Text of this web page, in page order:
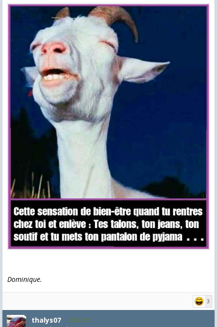
Dominique.
3
thalys07 8,174